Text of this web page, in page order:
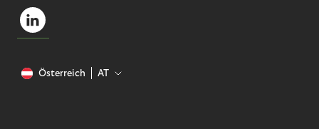
Österreich AT